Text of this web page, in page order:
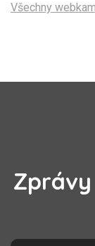
Všechny
Zprávy